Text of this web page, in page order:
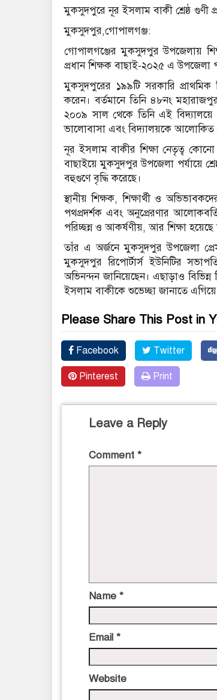
মুকসুদপুরে নূর ইসলাম বাকী শ্রেষ্ঠ গুণী
মুকসুদপুর,গোপালগঞ্জ:
গোপালগঞ্জের মুকসুদপুর উপজেলায়
প্রধান শিক্ষক বাছাই-২০২৫ এ উপজেলা
মুকসুদপুরের ১৯৯টি সরকারি প্রাথমিক
করেন। বর্তমানে তিনি ৪৮নং
২০০৯ সাল থেকে তিনি এই বিদ্যালয়ে
ভালোবাসা এবং বিদ্যালয়কে আলোকিত
নূর ইসলাম বাকীর শিক্ষা নেতৃত্ব
বাছাইয়ে মুকসুদপুর উপজেলা পর্যায়ে
বহুগুণে বৃদ্ধি করেছে।
স্থানীয় শিক্ষক, শিক্ষার্থী ও
পথপ্রদর্শক এবং অনুপ্রেরণার
পরিচ্ছন্ন ও আকর্ষণীয়, আর শিক্ষা
তাঁর এ অর্জনে মুকসুদপুর উপজেলা
মুকসুদপুর রিপোর্টার্স ইউনিটির
অভিনন্দন জানিয়েছেন। এছাড়াও বিভিন্ন
ইসলাম বাকীকে শুভেচ্ছা জানাতে
Please Share This Post in
Facebook Twitter
Pinterest Print
Leave a Reply
Comment *
Name *
Email *
Website